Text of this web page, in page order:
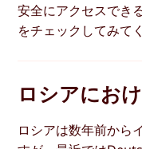
安全にアクセスでき
をチェックしてみて
ロシアにお
ロシアは数年前から